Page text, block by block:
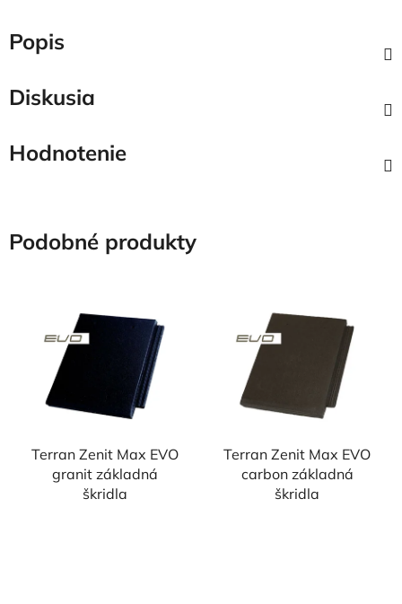
Popis
Diskusia
Hodnotenie
Podobné produkty
Terran Zenit Max EVO
granit základná
škridla
Terran Zenit Max EVO
carbon základná
škridla